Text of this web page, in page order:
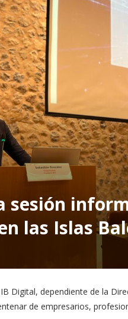
sesión
las Islas
Digital, dependiente de la
de empresarios,